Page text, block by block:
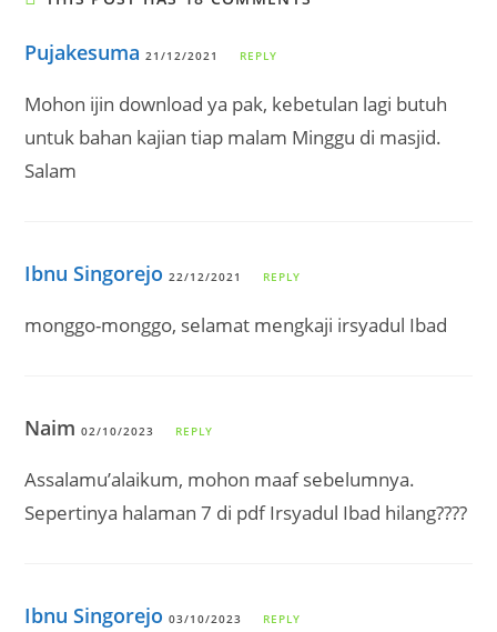
Pujakesuma 21/12/2021 REPLY
Mohon ijin download ya pak, kebetulan lagi butuh
untuk bahan kajian tiap malam Minggu di masjid.
Salam
Ibnu Singorejo 22/12/2021 REPLY
monggo-monggo, selamat mengkaji irsyadul Ibad
Naim02/10/2023 REPLY
Assalamu’alaikum, mohon maaf sebelumnya.
Sepertinya halaman 7 di pdf Irsyadul Ibad hilang????
Ibnu Singorejo 03/10/2023 REPLY